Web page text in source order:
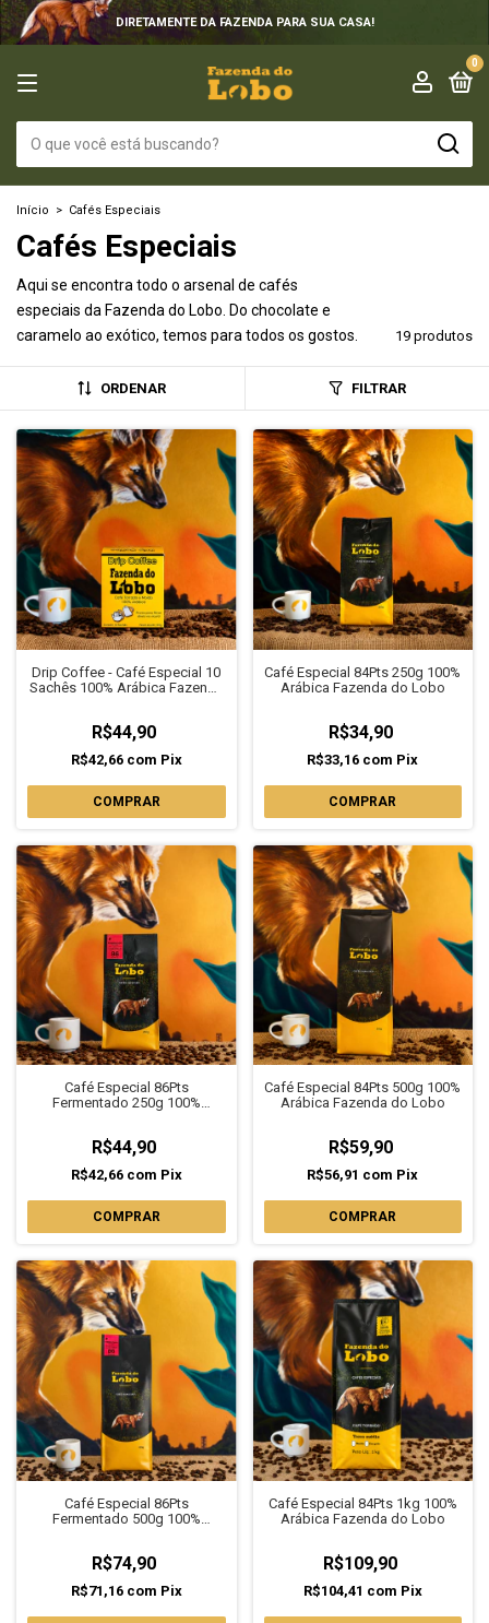
DIRETAMENTE DA FAZENDA PARA SUA CASA!
0
Início > Cafés Especiais
Cafés Especiais
Aqui se encontra todo o arsenal de cafés
especiais da Fazenda do Lobo. Do chocolate e
caramelo ao exótico, temos para todos os gostos.
19 produtos
ORDENAR FILTRAR
Drip Coffee - Café Especial 10
Sachês 100% Arábica Fazenda
R$44,90
R$42,66 com Pix
Café Especial 84Pts 250g 100%
Arábica Fazenda do Lobo
R$34,90
R$33,16 com Pix
COMPRAR
Café Especial 86Pts
Fermentado 250g 100%
R$44,90
R$42,66 com Pix
COMPRAR
Café Especial 84Pts 500g 100%
Arábica Fazenda do Lobo
R$59,90
R$56,91 com Pix
COMPRAR
Café Especial 86Pts
Fermentado 500g 100%
R$74,90
R$71,16 com Pix
Café Especial 84Pts 1kg 100%
Arábica Fazenda do Lobo
R$109,90
R$104,41 com Pix